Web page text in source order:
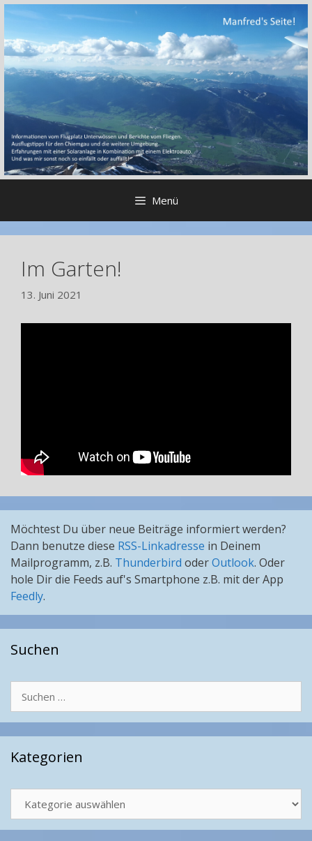
Zum
springen
Menü
Im Garten!
13. Juni 2021
Möchtest Du über neue Beiträge informiert werden?
Dann benutze diese RSS-Linkadresse in Deinem
Mailprogramm, z.B. Thunderbird oderOutlook. Oder
hole Dir die Feeds auf's Smartphone z.B. mit der App
Feedly.
Suchen
nach:
Kategorien